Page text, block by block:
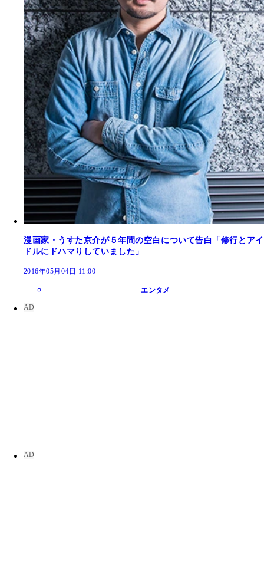
漫画家・うすた京介が５年間の空白について告白「修行とアイ
ドルにドハマりしていました」
2016年05月04日 11:00
エンタメ